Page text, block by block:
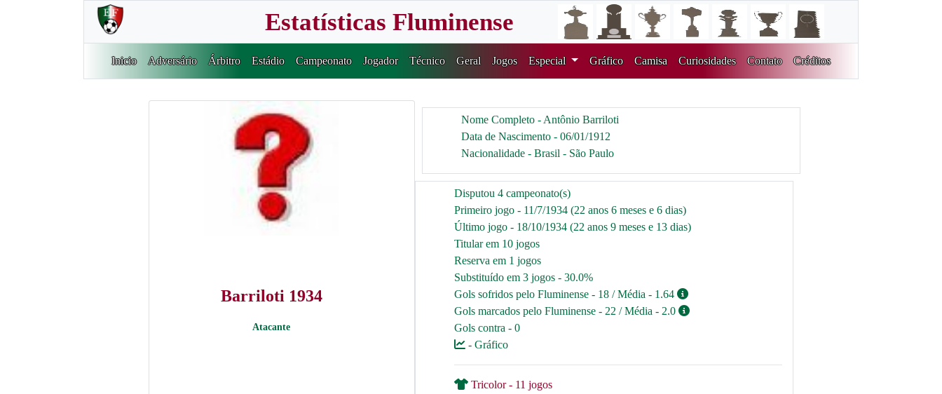
Estatísticas Fluminense
Inicio Adversário Árbitro Estádio Campeonato Jogador Técnico Geral Jogos Especial Gráfico Camisa Curiosidades Contato Créditos
Barriloti 1934
Atacante
Nome Completo - Antônio Barriloti
Data de Nascimento - 06/01/1912
Nacionalidade - Brasil - São Paulo
Disputou 4 campeonato(s)
Primeiro jogo - 11/7/1934 (22 anos 6 meses e 6 dias)
Último jogo - 18/10/1934 (22 anos 9 meses e 13 dias)
Titular em 10 jogos
Reserva em 1 jogos
Substituído em 3 jogos - 30.0%
Gols sofridos pelo Fluminense - 18 / Média - 1.64
Gols marcados pelo Fluminense - 22 / Média - 2.0
Gols contra - 0
- Gráfico
Tricolor - 11 jogos